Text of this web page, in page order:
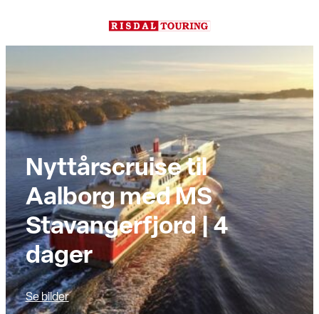
Nyttårscruise til
Aalborg med MS
Stavangerfjord | 4
dager
Se bilder